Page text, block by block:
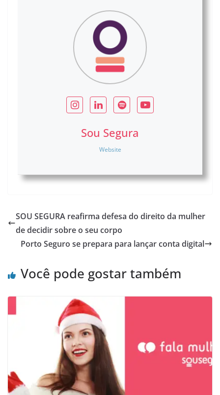
Sou Segura
Website
SOU SEGURA reafirma defesa do direito da mulher
de decidir sobre o seu corpo
Porto Seguro se prepara para lançar conta digital
Você pode gostar também